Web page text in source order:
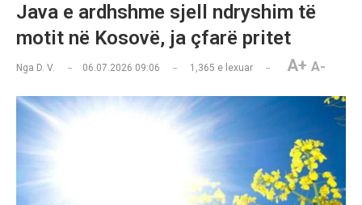
Java e ardhshme sjell ndryshim të
motit në Kosovë, ja çfarë pritet
Nga D. V. 06.07.2026 09:06 1,365 e lexuar A+ A-